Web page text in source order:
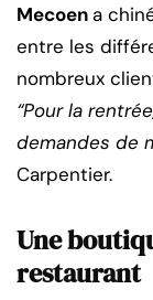
Mecoena
entre les
nombreux
“Pour la
demandes de
Carpentier.
Une
restaurant